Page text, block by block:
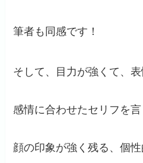
筆者も同感です！
そして、目力が強くて、
感情に合わせたセリフを
顔の印象が強く残る、個